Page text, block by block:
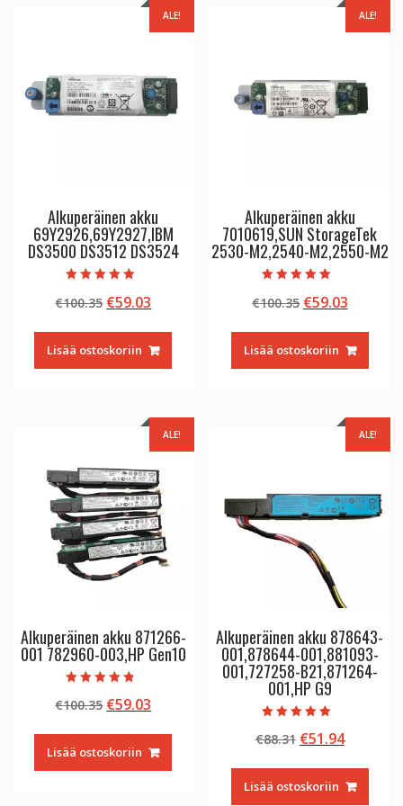
ALE!
Alkuperäinen akku
69Y2926,69Y2927,IBM
DS3500 DS3512 DS3524
tuotteesta:
5.00
€100.35 Alkuperäinen
oli:
€100.35.
€59.03
on:
€59.03.
Lisää ostoskoriin
ALE!
Alkuperäinen akku
7010619,SUN StorageTek
2530-M2,2540-M2,2550-M2
tuotteesta:
5.00
€100.35 Alkuperäinen
oli:
€100.35.
€59.03
on:
€59.03.
Lisää ostoskoriin
ALE!
Alkuperäinen akku 871266-
001 782960-003,HP Gen10
tuotteesta:
4.50
€100.35 Alkuperäinen
oli:
€100.35.
€59.03
on:
€59.03.
Lisää ostoskoriin
ALE!
Alkuperäinen akku 878643-
001,878644-001,881093-
001,727258-B21,871264-
001,HP G9
tuotteesta:
5.00
€88.31 Alkuperäinen
oli:
€88.31.
€51.94
on:
€51.94.
Lisää ostoskoriin